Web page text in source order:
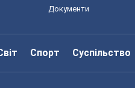
Документи
Спорт Суспільство